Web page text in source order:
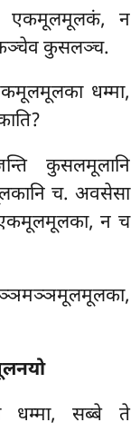
एकमूलमूलकं, न
कुसलञ्च.
धम्मा,
कुसलमूलानि
च. अवसेसा
न च
सब्बे ते